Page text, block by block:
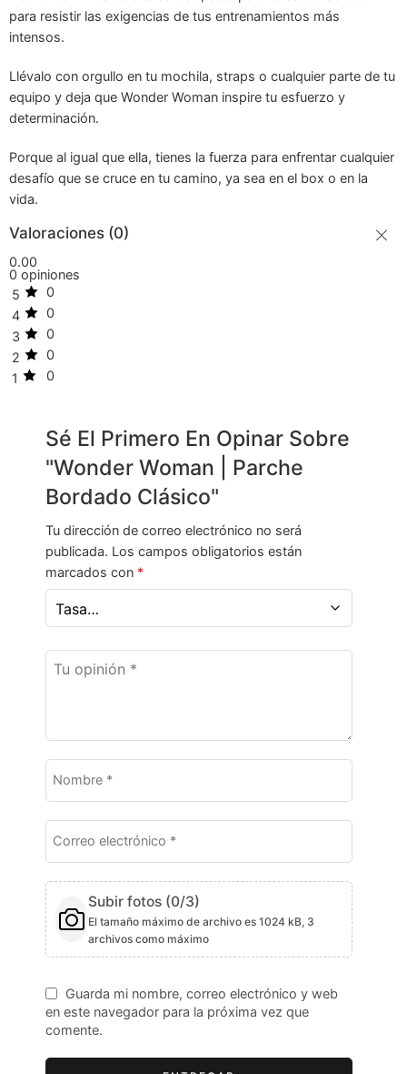
para resistir las exigencias de tus entrenamientos más
intensos.
Llévalo con orgullo en tu mochila, straps o cualquier parte de tu
equipo y deja que Wonder Woman inspire tu esfuerzo y
determinación.
Porque al igual que ella, tienes la fuerza para enfrentar cualquier
desafío que se cruce en tu camino, ya sea en el box o en la
vida.
Valoraciones (0)
0.00
0 opiniones
5
0
4
0
3
0
2
0
1
0
Sé El Primero En Opinar Sobre
"Wonder Woman | Parche
Bordado Clásico"
Tu dirección de correo electrónico no será
publicada. Los campos obligatorios están
marcados con *
Subir fotos (0/3)
El tamaño máximo de archivo es 1024 kB, 3
archivos como máximo
Guarda mi nombre, correo electrónico y web
en este navegador para la próxima vez que
comente.